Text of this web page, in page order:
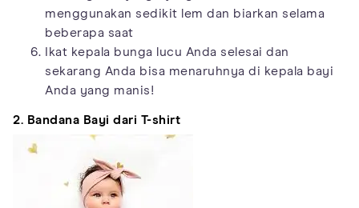
menggunakan sedikit lem dan biarkan selama
beberapa saat
Ikat kepala bunga lucu Anda selesai dan
sekarang Anda bisa menaruhnya di kepala bayi
Anda yang manis!
2. Bandana Bayi dari T-shirt